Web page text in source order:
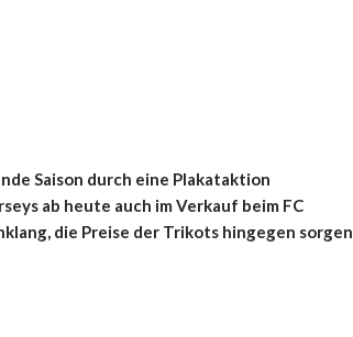
Saison durch eine Plakataktion
ab heute auch im Verkauf beim FC
die Preise der Trikots hingegen sorgen